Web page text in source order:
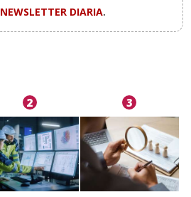
NEWSLETTER DIARIA.
2 3